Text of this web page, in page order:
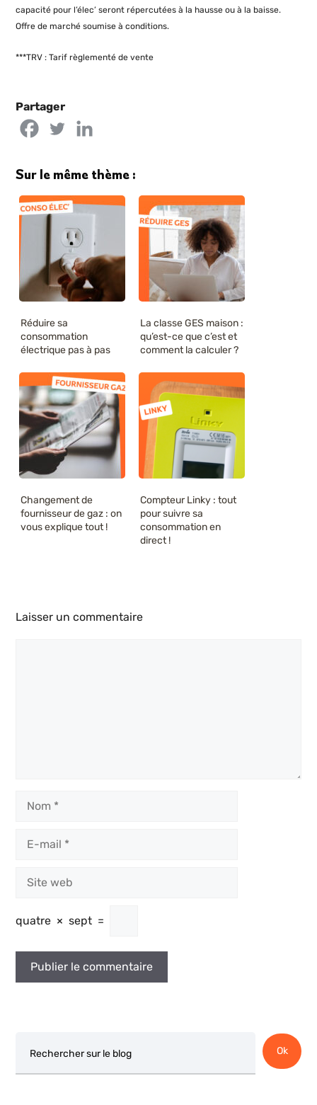
capacité pour l’élec’ seront répercutées à la hausse ou à la baisse.
Offre de marché soumise à conditions.
***TRV : Tarif règlementé de vente
Partager
Sur le même thème :
Réduire sa
consommation
électrique pas à pas
La classe GES maison :
qu’est-ce que c’est et
comment la calculer ?
Changement de
fournisseur de gaz : on
vous explique tout !
Compteur Linky : tout
pour suivre sa
consommation en
direct !
Laisser un commentaire
mail
web
quatre × sept =
Ok